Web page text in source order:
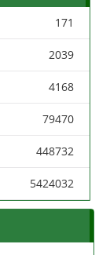
171
2039
4168
79470
448732
5424032